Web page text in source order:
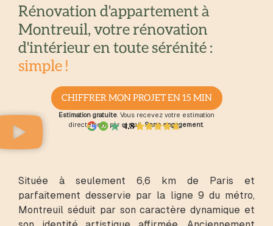
Rénovation d'appartement à
Montreuil, votre rénovation
d'intérieur en toute sérénité :
simple !
CHIFFRER MON PROJET EN 15 MIN
Estimation gratuite . Vous recevez votre estimation
directement par e-mail.Sans engagement
Située à seulement 6,6 km de Paris et
parfaitement desservie par la ligne 9 du métro,
Montreuil séduit par son caractère dynamique et